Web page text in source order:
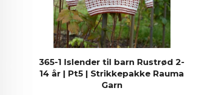
365-1 Islender til barn Rustrød 2-
14 år | Pt5 | Strikkepakke Rauma
Garn